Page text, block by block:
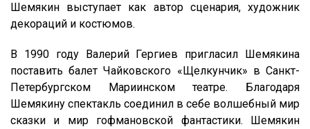
Шемякин выступает как автор сценария, художник
декораций и костюмов.
В 1990 году Валерий Гергиев пригласил Шемякина
поставить балет Чайковского «Щелкунчик» в Санкт-
Петербургском Мариинском театре. Благодаря
Шемякину спектакль соединил в себе волшебный мир
сказки и мир гофмановской фантастики. Шемякин